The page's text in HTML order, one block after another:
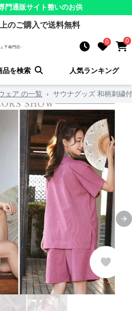
門通販サイト整いのお供
のご購入で送料無料
0 0
品を検索 人気ランキング
ェア の一覧 › サウナグッズ 和柄刺繍